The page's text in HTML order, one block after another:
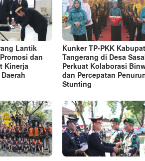
Lantik
dan
Kinerja
Kunker TP-PKK
Tangerang di Desa
Perkuat Kolaborasi
dan Percepatan
Stunting